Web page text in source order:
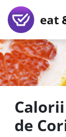
eat
de